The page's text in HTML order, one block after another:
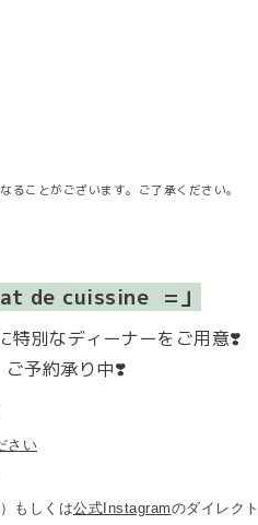
ることがございます。ご了承ください。
de cuissine = 」
特別なディーナーをご用意❣️
ご予約承り中❣️
さい
） もしくは公式Instagramのダイレク